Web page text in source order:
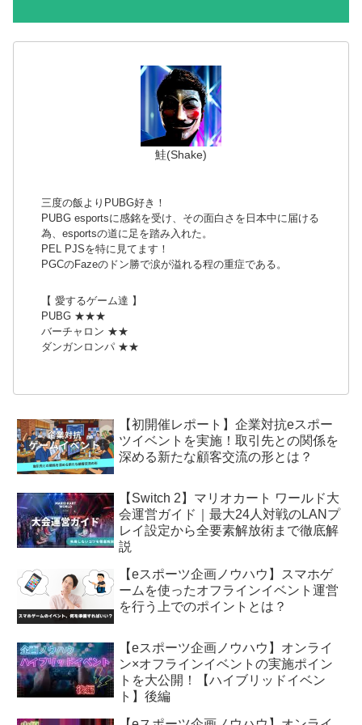
鮭(Shake)
三度の飯よりPUBG好き！
PUBG esportsに感銘を受け、その面白さを日本中に届ける
為、esportsの道に足を踏み入れた。
PEL PJSを特に見てます！
PGCのFazeのドン勝で涙が溢れる程の重症である。
【 愛するゲーム達 】
PUBG ★★★
バーチャロン ★★
ダンガンロンパ ★★
【初開催レポート】企業対抗eスポー
ツイベントを実施！取引先との関係を
深める新たな顧客交流の形とは？
【Switch 2】マリオカート ワールド大
会運営ガイド｜最大24人対戦のLANプ
レイ設定から全要素解放術まで徹底解
説
【eスポーツ企画ノウハウ】スマホゲ
ームを使ったオフラインイベント運営
を行う上でのポイントとは？
【eスポーツ企画ノウハウ】オンライ
ン×オフラインイベントの実施ポイン
トを大公開！【ハイブリッドイベン
ト】後編